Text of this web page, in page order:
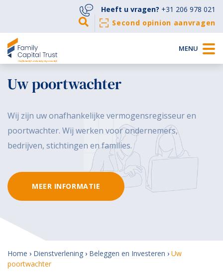
Heeft u vragen? +31 206 978 021
Second opinion aanvragen
MENU
Uw poortwachter
Wij zijn uw onafhankelijke vermogensregisseur en
poortwachter. Wij werken voor ondernemers,
bedrijven, stichtingen en families.
MEER INFORMATIE
Home › Dienstverlening › Beleggen en Investeren › Uw
poortwachter